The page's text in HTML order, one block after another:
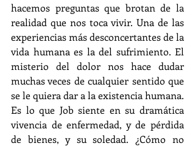
hacemos preguntas que brotan de la
realidad que nos toca vivir. Una de las
experiencias más desconcertantes de la
vida humana es la del sufrimiento. El
misterio del dolor nos hace dudar
muchas veces de cualquier sentido que
se le quiera dar a la existencia humana.
Es lo que Job siente en su dramática
vivencia de enfermedad, y de pérdida
de bienes, y su soledad. ¿Cómo no